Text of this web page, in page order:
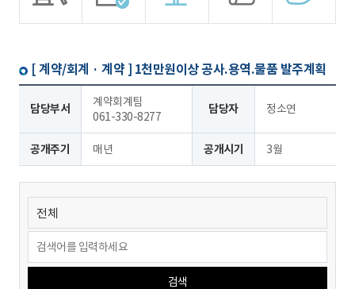
[ 계약/회계 · 계약 ] 1천만원이상 공사.용역.물품 발주계획
담당부서
계약회계팀
061-330-8277
담당자 정소연
공개주기 매년 공개시기 3월
검색